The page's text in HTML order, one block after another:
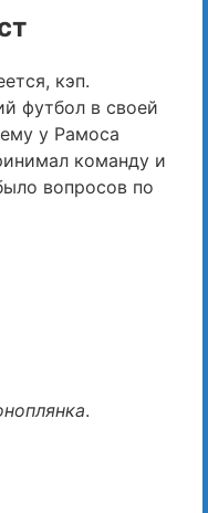
кэп.
футбол в своей
у Рамоса
команду и
вопросов по
.